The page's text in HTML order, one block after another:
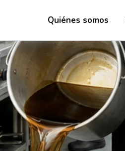
Quiénes somos